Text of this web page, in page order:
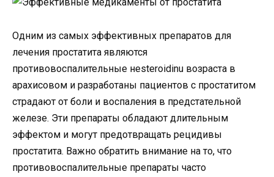
Одним из самых эффективных препаратов для
лечения простатита являются
противовоспалительные нesteroidinu возраста в
арахисовом и разработаны пациентов с простатитом
страдают от боли и воспаления в предстательной
железе. Эти препараты обладают длительным
эффектом и могут предотвращать рецидивы
простатита. Важно обратить внимание на то, что
противовоспалительные препараты часто